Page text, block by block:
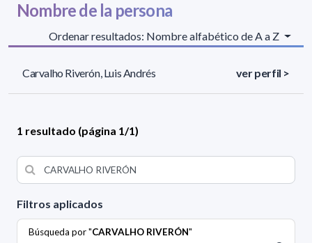
Filtros aplicados
Búsqueda por "CARVALHO RIVERÓN"
Nombre de la persona
Ordenar resultados: Nombre alfabético de A a Z
Carvalho Riverón, Luis Andrés ver perfil >
1 resultado (página 1/1)